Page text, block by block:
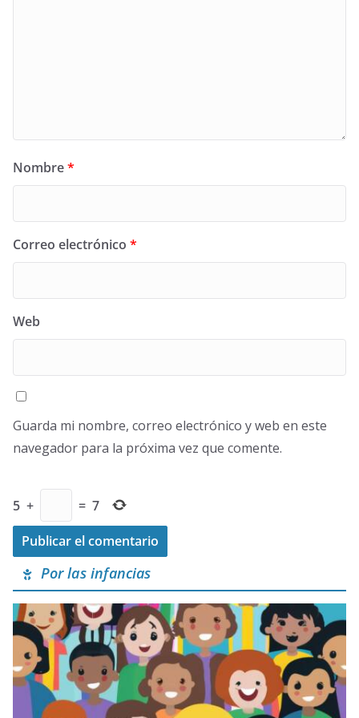
Nombre*
Correo electrónico *
Web
Guarda mi nombre, correo electrónico y web en este
navegador para la próxima vez que comente.
5 + = 7
Por las infancias